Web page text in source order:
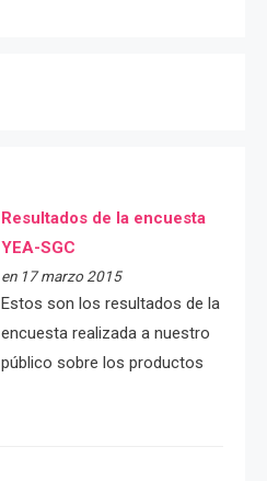
Resultados de la encuesta
YEA-SGC
en 17 marzo 2015
Estos son los resultados de la
encuesta realizada a nuestro
público sobre los productos